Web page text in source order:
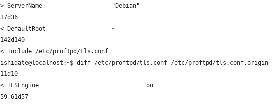
> ServerName                    "Debian"
37d36
< DefaultRoot                   ~
142d140
< Include /etc/proftpd/tls.conf
ishidate@localhost:~$ diff /etc/proftpd/tls.conf /etc/proftpd/tls.conf.original
11d10
< TLSEngine                               on
59,61d57